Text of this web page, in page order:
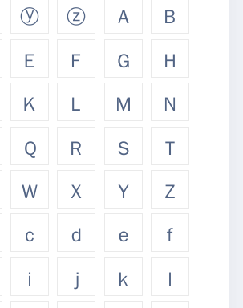
ⓨ ⓩ Ａ
Ｂ
Ｅ Ｆ Ｇ
Ｈ
Ｋ Ｌ Ｍ
Ｎ
Ｑ Ｒ Ｓ
Ｔ
Ｗ Ｘ Ｙ
Ｚ
ｃ ｄ ｅ
ｆ
ｉ ｊ ｋ
ｌ